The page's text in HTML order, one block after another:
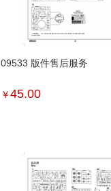
09533 版件售后服务
￥45.00